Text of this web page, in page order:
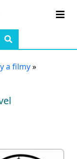
a filmy»